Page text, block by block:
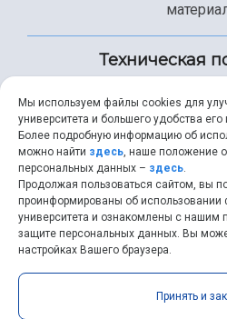
Техническая
+7 (846)
Самарский университет © 2026 |
RSS
Мы используем файлы cookies для
университета и большего удобства
Более подробную информацию об
можно найти здесь, наше положение
персональных данных – здесь.
Продолжая пользоваться сайтом, вы
проинформированы об использовании
университета и ознакомлены с нашим
защите персональных данных. Вы
настройках Вашего браузера.
Принять и